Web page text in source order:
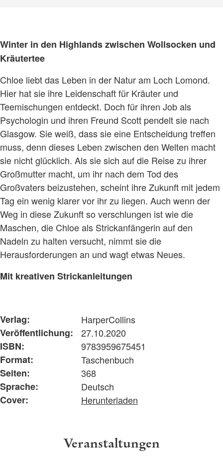
Winter in den Highlands zwischen Wollsocken und
Kräutertee
Chloe liebt das Leben in der Natur am Loch Lomond.
Hier hat sie ihre Leidenschaft für Kräuter und
Teemischungen entdeckt. Doch für ihren Job als
Psychologin und ihren Freund Scott pendelt sie nach
Glasgow. Sie weiß, dass sie eine Entscheidung treffen
muss, denn dieses Leben zwischen den Welten macht
sie nicht glücklich. Als sie sich auf die Reise zu ihrer
Großmutter macht, um ihr nach dem Tod des
Großvaters beizustehen, scheint ihre Zukunft mit jedem
Tag ein wenig klarer vor ihr zu liegen. Auch wenn der
Weg in diese Zukunft so verschlungen ist wie die
Maschen, die Chloe als Strickanfängerin auf den
Nadeln zu halten versucht, nimmt sie die
Herausforderungen an und wagt etwas Neues.
Mit kreativen Strickanleitungen
Verlag:
HarperCollins
Veröffentlichung:
27.10.2020
ISBN:
9783959675451
Format:
Taschenbuch
Seiten:
368
Sprache:
Deutsch
Cover:
Herunterladen
Veranstaltungen